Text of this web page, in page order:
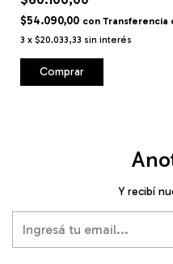
$54.090,00 con Transferencia
3 x $20.033,33 sin interés
Comprar
Y recibí